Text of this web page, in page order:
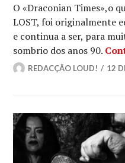
O «Draconian Times»,o
LOST, foi originalmente
e continua a ser, para
sombrio dos anos 90.
REDACÇÃO LOUD! 12